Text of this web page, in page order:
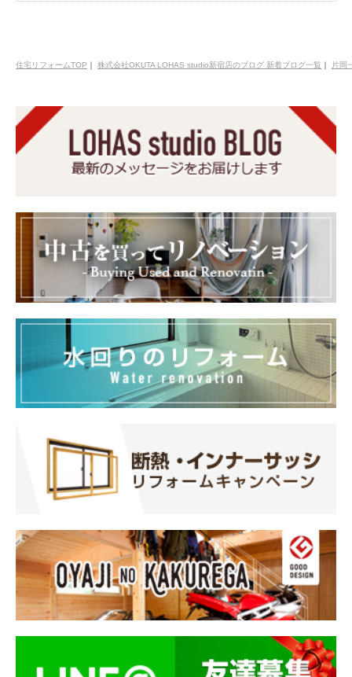
住宅リフォームTOP ｜ 株式会社OKUTA LOHAS studio新宿店のブログ 新着ブログ一覧 ｜ 片岡